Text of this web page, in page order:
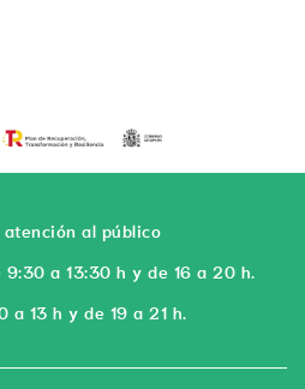
al público
a 13:30 h y de 16 a 20 h.
a 13 h y de 19 a 21 h.